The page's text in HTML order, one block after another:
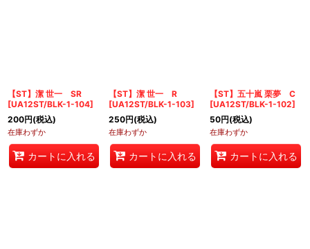
【ST】潔 世一 SR
[UA12ST/BLK-1-104]
200円(税込)
在庫わずか
カートに入れる
【ST】潔 世一 R
[UA12ST/BLK-1-103]
250円(税込)
在庫わずか
カートに入れる
【ST】五十嵐 栗夢 C
[UA12ST/BLK-1-102]
50円(税込)
在庫わずか
カートに入れる